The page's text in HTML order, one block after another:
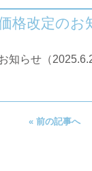
格改定のお
知らせ（
« 前の記事へ